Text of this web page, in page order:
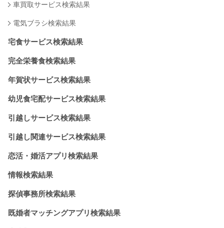
車買取サービス検索結果
電気ブラシ検索結果
宅食サービス検索結果
完全栄養食検索結果
年賀状サービス検索結果
幼児食宅配サービス検索結果
引越しサービス検索結果
引越し関連サービス検索結果
恋活・婚活アプリ検索結果
情報検索結果
探偵事務所検索結果
既婚者マッチングアプリ検索結果